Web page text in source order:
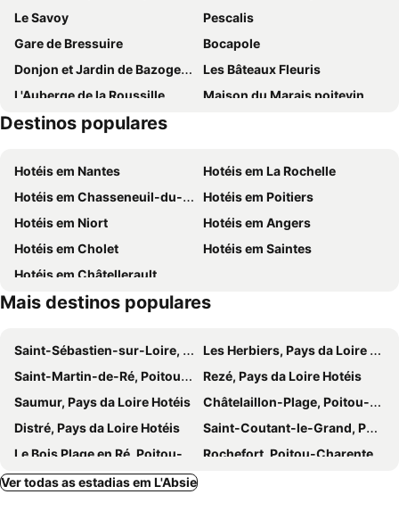
Le Savoy
Pescalis
Gare de Bressuire
Bocapole
Donjon et Jardin de Bazoges en Pareds
Les Bâteaux Fleuris
L'Auberge de la Roussille
Maison du Marais poitevin
Le Marais Poitevin
Patinoire de Niort
Le Castel
Destinos populares
Hotéis em Nantes
Hotéis em La Rochelle
Hotéis em Chasseneuil-du-Poitou
Hotéis em Poitiers
Hotéis em Niort
Hotéis em Angers
Hotéis em Cholet
Hotéis em Saintes
Hotéis em Châtellerault
Mais destinos populares
Saint-Sébastien-sur-Loire, Pays da Loire Hotéis
Les Herbiers, Pays da Loire Hotéis
Saint-Martin-de-Ré, Poitou-Charentes Hotéis
Rezé, Pays da Loire Hotéis
Saumur, Pays da Loire Hotéis
Châtelaillon-Plage, Poitou-Charentes Hotéis
Distré, Pays da Loire Hotéis
Saint-Coutant-le-Grand, Poitou-Charentes Hotéis
Le Bois Plage en Ré, Poitou-Charentes Hotéis
Rochefort, Poitou-Charentes Hotéis
Les Sables d'Olonne, Pays da Loire Hotéis
Ver todas as estadias em L'Absie